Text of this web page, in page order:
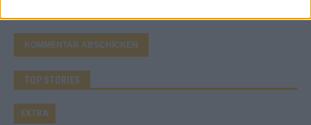
TOP STORIES
EXTRA